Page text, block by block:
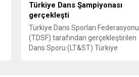
Türkiye Dans Şampiyonası
gerçekleşti
Türkiye Dans Sporları Federasyonu
(TDSF) tarafından gerçekleştirilen
Dans Sporu (LT&ST) Türkiye